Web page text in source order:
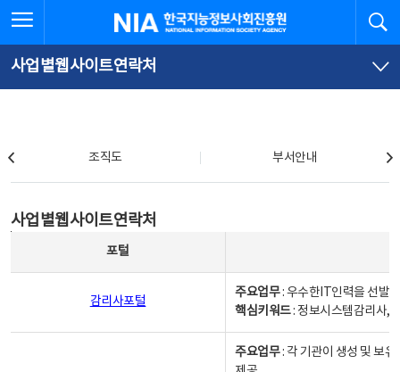
문
로
가
체
뉴
바
가
한국지능정보사회진흥원
사업별웹사이트연락처
조직도 부서안내
사업별웹사이트연락처
포털
감리사포털
주요업무: 우수한IT인력을 선발
핵심키워드: 정보시스템감리사,
주요업무: 각 기관이 생성 및 보